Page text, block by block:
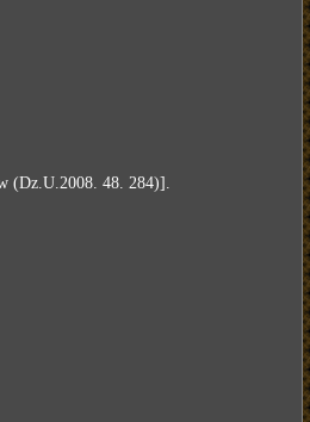
(Dz.U.2008. 48. 284)].